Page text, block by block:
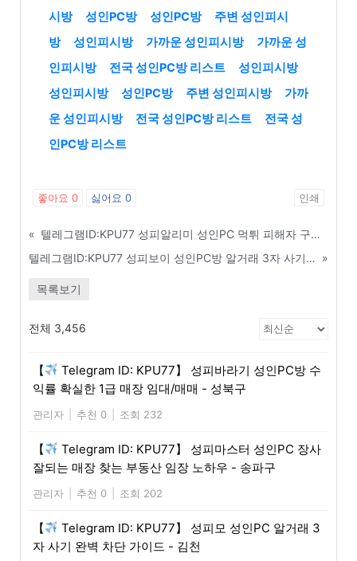
시방
성인PC방 성인PC방
주변 성인피시
방
성인피시방 가까운 성인피시방
가까운 성
인피시방
전국 성인PC방 리스트
성인피시방
성인피시방
성인PC방 주변 성인피시방
가까
운 성인피시방
전국 성인PC방 리스트
전국 성
인PC방 리스트
좋아요 0 싫어요 0 인쇄
«
텔레그램ID:KPU77 성피알리미 성인PC 먹튀 피해자 구제 및 소송 지원 센터 안내 - 노원구
텔레그램ID:KPU77 성피보이 성인PC방 알거래 3자 사기 완벽 차단 가이드 - 구로구
»
목록보기
전체 3,456
【
Telegram ID: KPU77】 성피바라기 성인PC방 수
익률 확실한 1급 매장 임대/매매 - 성북구
관리자 추천 0 조회 232
【
Telegram ID: KPU77】 성피마스터 성인PC 장사
잘되는 매장 찾는 부동산 임장 노하우 - 송파구
관리자 추천 0 조회 202
【
Telegram ID: KPU77】 성피모 성인PC 알거래 3
자 사기 완벽 차단 가이드 - 김천